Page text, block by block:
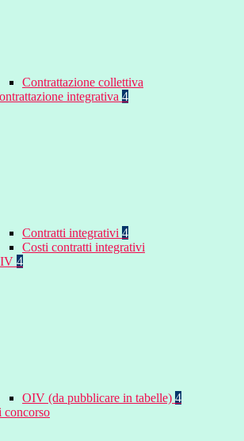
Contrattazione collettiva
integrativa 4
Contratti integrativi 4
Costi contratti integrativi
4
OIV (da pubblicare in tabelle) 4
concorso